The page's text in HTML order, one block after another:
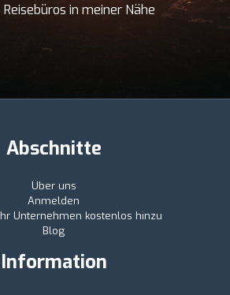
Reisebüros in meiner Nähe
Abschnitte
Über uns
Anmelden
Unternehmen kostenlos hinzu
Blog
Information